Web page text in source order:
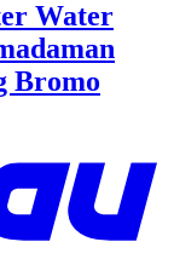
Water
Bromo